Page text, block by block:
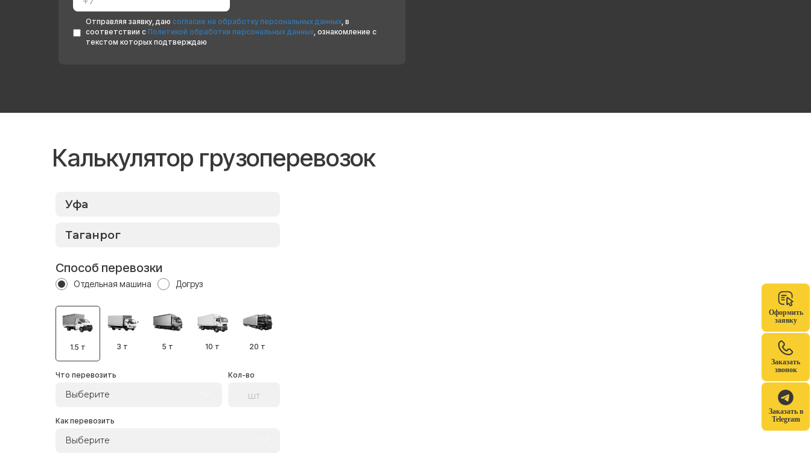
Оформить
заявку
Заказать
звонок
Заказать в
Telegram
Отправляя заявку, даю согласие на обработку персональных данных, в
соответствии с Политикой обработки персональных данных, ознакомление с
текстом которых подтверждаю
Калькулятор грузоперевозок
Способ перевозки
Отдельная машина Догруз
1.5 т 3 т 5 т 10 т 20 т
Что перевозить
Выберите
Кол-во
Как перевозить
Выберите